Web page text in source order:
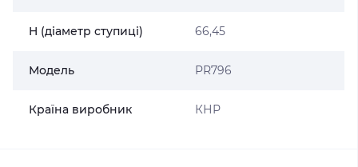
H (діаметр ступиці) 66,45
Модель PR796
Країна виробник КНР